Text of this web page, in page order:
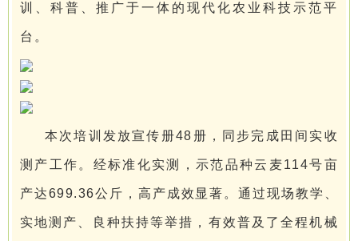
训、科普、推广于一体的现代化农业科技示范平
台。
本次培训发放宣传册48册，同步完成田间实收
测产工作。经标准化实测，示范品种云麦114号亩
产达699.36公斤，高产成效显著。通过现场教学、
实地测产、良种扶持等举措，有效普及了全程机械